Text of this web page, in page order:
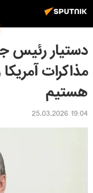
دستیار رئیس
مذاکرات
هستیم
19:04 25.03.2026